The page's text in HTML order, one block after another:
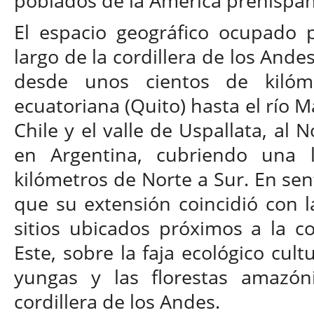
El espacio geográfico
largo de la cordillera de los
desde unos cientos de
ecuatoriana (Quito) hasta el río
Chile y el valle de Uspallata, al
en Argentina, cubriendo una
kilómetros de Norte a Sur. En
que su extensión coincidió con
sitios ubicados próximos a la
Este, sobre la faja ecológico
yungas y las florestas
cordillera de los Andes.